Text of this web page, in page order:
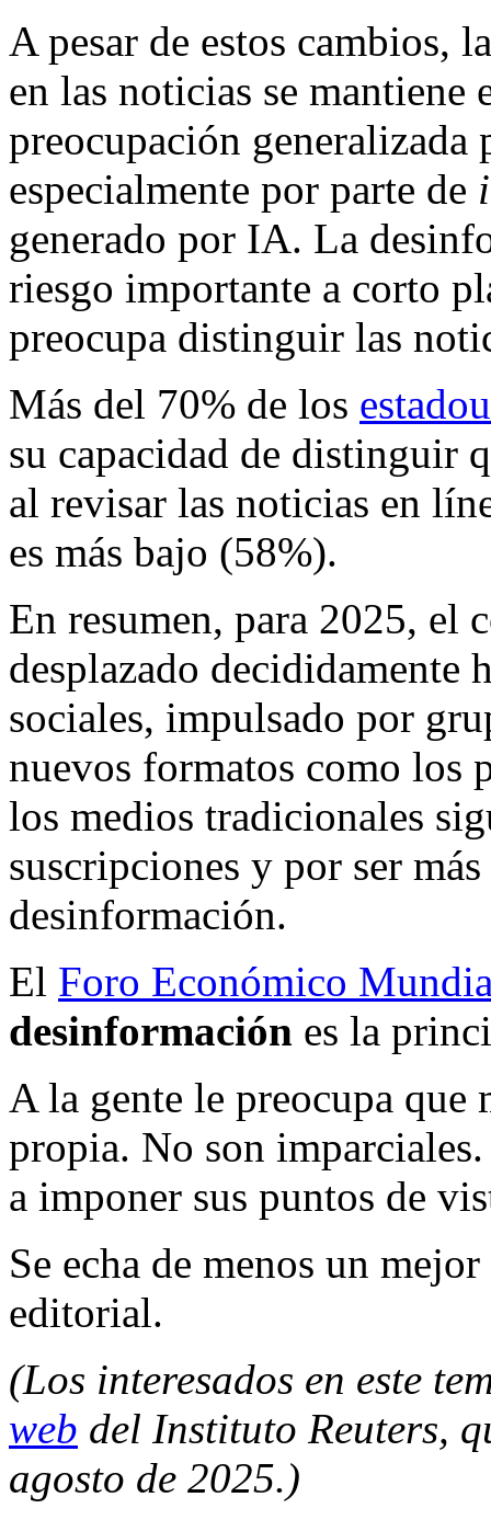
A pesar de estos cambios,
en las noticias se
preocupación
especialmente por parte de
generado por IA. La
riesgo importante a corto
preocupa distinguir las
Más del 70% de los
su capacidad de distinguir
al revisar las noticias en
es más bajo (58%).
En resumen, para 2025, el
desplazado decididamente
sociales, impulsado por
nuevos formatos como los
los medios tradicionales
suscripciones y por ser
desinformación.
El Foro Económico
desinformación es la
A la gente le preocupa que
propia. No son
a imponer sus puntos de
Se echa de menos un
editorial.
(Los interesados en este
web del Instituto Reuters,
agosto de 2025.)